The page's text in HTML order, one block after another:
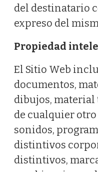
del destinatario
expreso del
Propiedad
El Sitio Web
documentos,
dibujos, material
de cualquier otro
sonidos,
distintivos
distintivos,